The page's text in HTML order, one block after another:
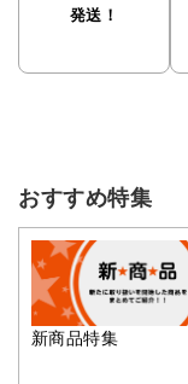
発送！
おすすめ特集
新商品特集